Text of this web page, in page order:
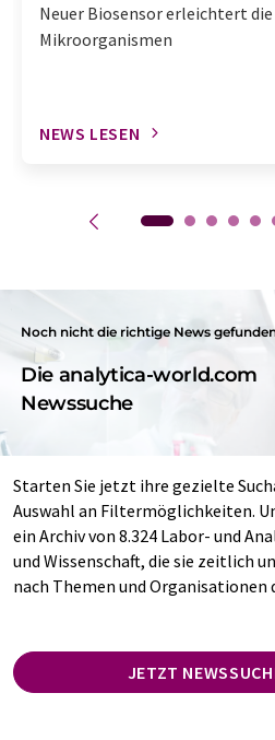
Neuer Biosensor erleichtert
Mikroorganismen
NEWS LESEN
Noch nicht die richtige News
Die analytica-world.com
Newssuche
Starten Sie jetzt ihre gezielte
Auswahl an Filtermöglichkeiten.
ein Archiv von 8.324 Labor- und
und Wissenschaft, die sie zeitlich
nach Themen und Organisationen
JETZT